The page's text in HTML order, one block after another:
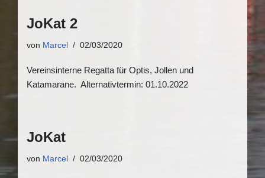
JoKat 2
von Marcel 02/03/2020
Vereinsinterne Regatta für Optis, Jollen und
Katamarane. Alternativtermin: 01.10.2022
JoKat
von Marcel 02/03/2020